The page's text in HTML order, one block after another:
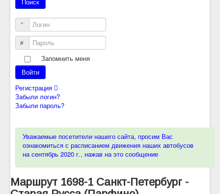
Логин
Пароль
Запомнить меня
Войти
Регистрация
Забыли логин?
Забыли пароль?
Уважаемые посетители нашего сайта, просим Вас
ознакомиться с расписанием движения наших автобусов
на сентябрь 2020 г., нажав на это сообщение
Маршрут 1698-1 Санкт-Петербург -